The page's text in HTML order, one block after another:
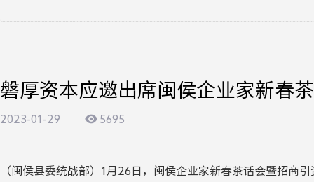
磐厚资本应邀出席闽侯企业家新春
2023-01-29 5695
（闽侯县委统战部）1月26日，闽侯企业家新春茶话会暨招商